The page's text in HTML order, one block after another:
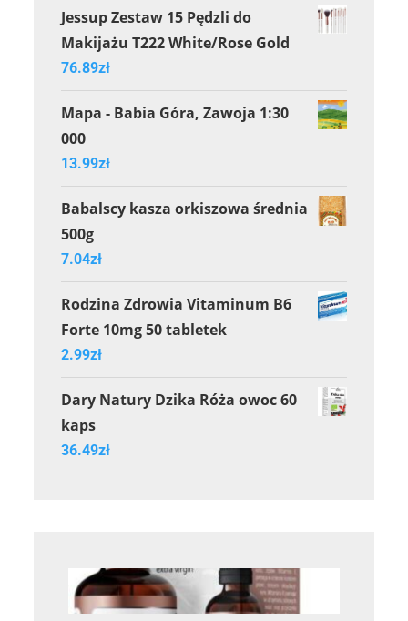
Jessup Zestaw 15 Pędzli do
Makijażu T222 White/Rose Gold
76.89zł
Mapa - Babia Góra, Zawoja 1:30
000
13.99zł
Babalscy kasza orkiszowa średnia
500g
7.04zł
Rodzina Zdrowia Vitaminum B6
Forte 10mg 50 tabletek
2.99zł
Dary Natury Dzika Róża owoc 60
kaps
36.49zł